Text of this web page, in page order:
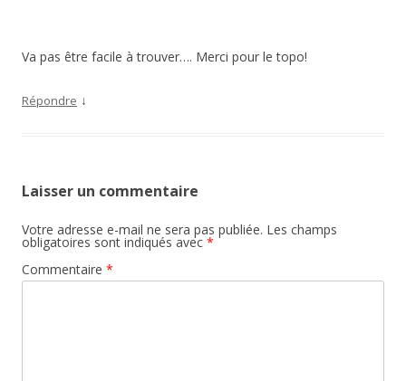
Va pas être facile à trouver…. Merci pour le topo!
Répondre ↓
Laisser un commentaire
Votre adresse e-mail ne sera pas publiée. Les champs
obligatoires sont indiqués avec *
Commentaire *